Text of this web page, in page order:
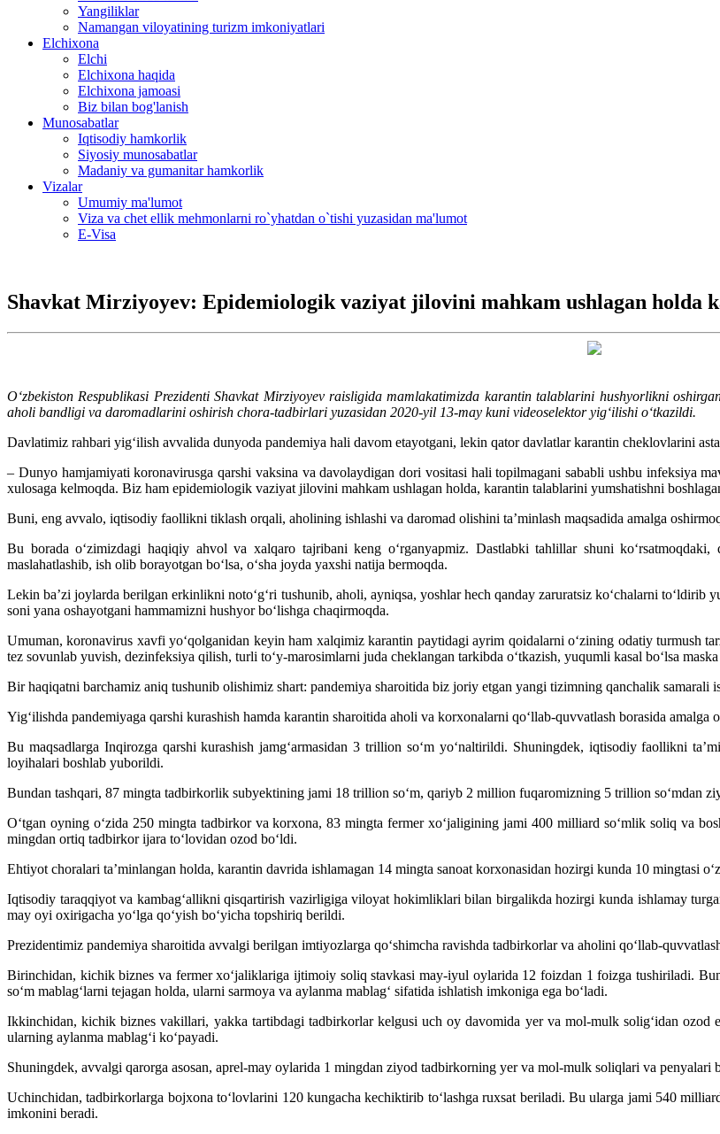
Yangiliklar
Namangan viloyatining turizm imkoniyatlari
Elchixona
Elchi
Elchixona haqida
Elchixona jamoasi
Biz bilan bog'lanish
Munosabatlar
Iqtisodiy hamkorlik
Siyosiy munosabatlar
Madaniy va gumanitar hamkorlik
Vizalar
Umumiy ma'lumot
Viza va chet ellik mehmonlarni ro`yhatdan o`tishi yuzasidan ma'lumot
E-Visa
Shavkat Mirziyoyev: Epidemiologik vaziyat jilovini mahkam ushlagan
O‘zbekiston Respublikasi Prezidenti Shavkat Mirziyoyev raisligida mamlakatimizda karantin talablarini hushyorlikni
aholi bandligi va daromadlarini oshirish chora-tadbirlari yuzasidan 2020-yil 13-may kuni videoselektor yig‘ilishi o‘tkazildi.
Davlatimiz rahbari yig‘ilish avvalida dunyoda pandemiya hali davom etayotgani, lekin qator davlatlar karantin cheklovlarini
– Dunyo hamjamiyati koronavirusga qarshi vaksina va davolaydigan dori vositasi hali topilmagani sababli ushbu infeksiya
xulosaga kelmoqda. Biz ham epidemiologik vaziyat jilovini mahkam ushlagan holda, karantin talablarini yumshatishni
Buni, eng avvalo, iqtisodiy faollikni tiklash orqali, aholining ishlashi va daromad olishini ta’minlash maqsadida amalga
Bu borada o‘zimizdagi haqiqiy ahvol va xalqaro tajribani keng o‘rganyapmiz. Dastlabki tahlillar shuni
maslahatlashib, ish olib borayotgan bo‘lsa, o‘sha joyda yaxshi natija bermoqda.
Lekin ba’zi joylarda berilgan erkinlikni noto‘g‘ri tushunib, aholi, ayniqsa, yoshlar hech qanday zaruratsiz ko‘chalarni
soni yana oshayotgani hammamizni hushyor bo‘lishga chaqirmoqda.
Umuman, koronavirus xavfi yo‘qolganidan keyin ham xalqimiz karantin paytidagi ayrim qoidalarni o‘zining odatiy turmush
tez sovunlab yuvish, dezinfeksiya qilish, turli to‘y-marosimlarni juda cheklangan tarkibda o‘tkazish, yuqumli kasal bo‘lsa
Bir haqiqatni barchamiz aniq tushunib olishimiz shart: pandemiya sharoitida biz joriy etgan yangi tizimning qanchalik samarali
Yig‘ilishda pandemiyaga qarshi kurashish hamda karantin sharoitida aholi va korxonalarni qo‘llab-quvvatlash borasida amalga
Bu maqsadlarga Inqirozga qarshi kurashish jamg‘armasidan 3 trillion so‘m yo‘naltirildi. Shuningdek, iqtisodiy faollikni
loyihalari boshlab yuborildi.
Bundan tashqari, 87 mingta tadbirkorlik subyektining jami 18 trillion so‘m, qariyb 2 million fuqaromizning 5 trillion so‘mdan
O‘tgan oyning o‘zida 250 mingta tadbirkor va korxona, 83 mingta fermer xo‘jaligining jami 400 milliard so‘mlik soliq va
mingdan ortiq tadbirkor ijara to‘lovidan ozod bo‘ldi.
Ehtiyot choralari ta’minlangan holda, karantin davrida ishlamagan 14 mingta sanoat korxonasidan hozirgi kunda 10 mingtasi
Iqtisodiy taraqqiyot va kambag‘allikni qisqartirish vazirligiga viloyat hokimliklari bilan birgalikda hozirgi kunda ishlamay
may oyi oxirigacha yo‘lga qo‘yish bo‘yicha topshiriq berildi.
Prezidentimiz pandemiya sharoitida avvalgi berilgan imtiyozlarga qo‘shimcha ravishda tadbirkorlar va aholini qo‘llab-
Birinchidan, kichik biznes va fermer xo‘jaliklariga ijtimoiy soliq stavkasi may-iyul oylarida 12 foizdan 1 foizga tushiriladi.
so‘m mablag‘larni tejagan holda, ularni sarmoya va aylanma mablag‘ sifatida ishlatish imkoniga ega bo‘ladi.
Ikkinchidan, kichik biznes vakillari, yakka tartibdagi tadbirkorlar kelgusi uch oy davomida yer va mol-mulk solig‘idan
ularning aylanma mablag‘i ko‘payadi.
Shuningdek, avvalgi qarorga asosan, aprel-may oylarida 1 mingdan ziyod tadbirkorning yer va mol-mulk soliqlari va
Uchinchidan, tadbirkorlarga bojxona to‘lovlarini 120 kungacha kechiktirib to‘lashga ruxsat beriladi. Bu ularga jami 540
imkonini beradi.